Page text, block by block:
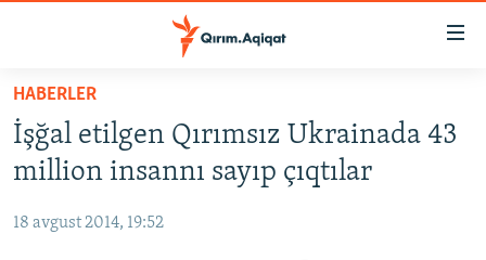
Esas
mündericege
qaytmaq
Baş
qaytmaq
HABERLER
SİYASET
CEMİYET
HABERLER
İşğal etilgen Qırımsız Ukrainada 43
million insannı sayıp çıqtılar
18 avgust 2014, 19:52